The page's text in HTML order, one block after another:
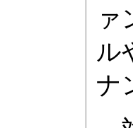
ァ
ル
ナ